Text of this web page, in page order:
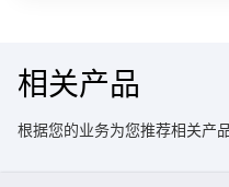
相关产品
根据您的业务为您推荐相关产